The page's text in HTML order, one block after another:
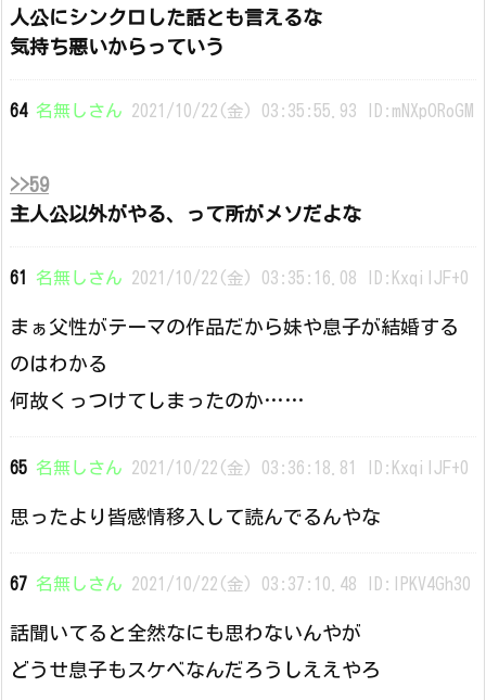
人公にシンクロした話とも言えるな
気持ち悪いからっていう
64 名無しさん 2021/10/22(金) 03:35:55.93 ID:mNXpORoGM
>>59
主人公以外がやる、って所がメソだよな
61 名無しさん 2021/10/22(金) 03:35:16.08 ID:KxqiIJF+0
まぁ父性がテーマの作品だから妹や息子が結婚する
のはわかる
何故くっつけてしまったのか……
65 名無しさん 2021/10/22(金) 03:36:18.81 ID:KxqiIJF+0
思ったより皆感情移入して読んでるんやな
67 名無しさん 2021/10/22(金) 03:37:10.48 ID:IPKV4Gh30
話聞いてると全然なにも思わないんやが
どうせ息子もスケベなんだろうしええやろ